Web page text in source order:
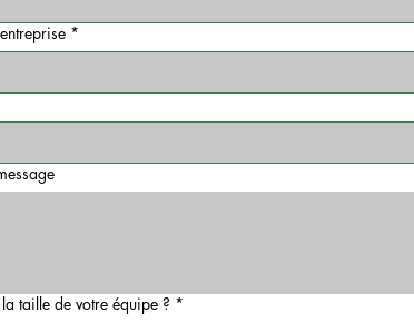
*
taille de votre équipe ? *